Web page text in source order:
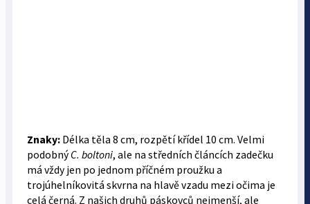
Znaky:Délka těla 8 cm, rozpětí křídel 10 cm. Velmi
podobný C. boltoni, ale na středních článcích zadečku
má vždy jen po jednom příčném proužku a
trojúhelníkovitá skvrna na hlavě vzadu mezi očima je
celá černá. Z našich druhů páskovců nejmenší, ale